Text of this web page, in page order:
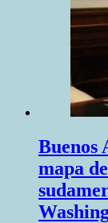
Buenos
mapa